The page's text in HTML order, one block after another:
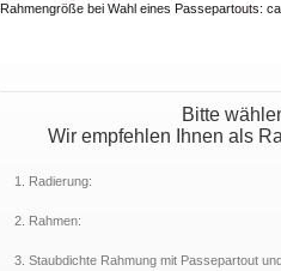
Rahmengröße bei Wahl eines Passepartouts:
Bitte
Wir empfehlen Ihnen als
1. Radierung:
2. Rahmen:
3. Staubdichte Rahmung mit Passepartout